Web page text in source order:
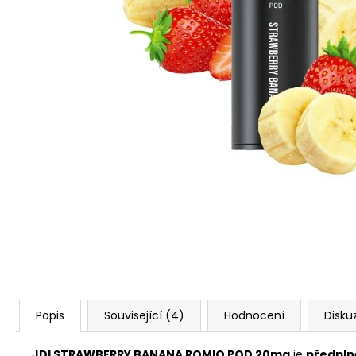
Popis Související (4) Hodnocení
VENIX PRO CAPPUCINO-X
Původně:169 Kč